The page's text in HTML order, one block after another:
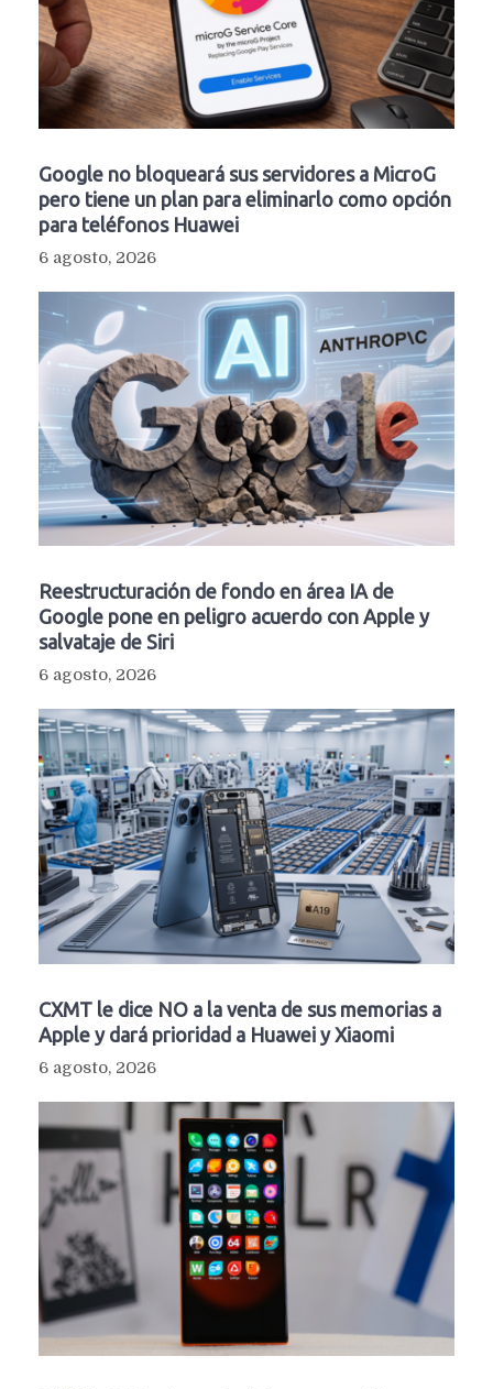
Google no bloqueará sus servidores a MicroG
pero tiene un plan para eliminarlo como opción
para teléfonos Huawei
6 agosto, 2026
Reestructuración de fondo en área IA de
Google pone en peligro acuerdo con Apple y
salvataje de Siri
6 agosto, 2026
CXMT le dice NO a la venta de sus memorias a
Apple y dará prioridad a Huawei y Xiaomi
6 agosto, 2026